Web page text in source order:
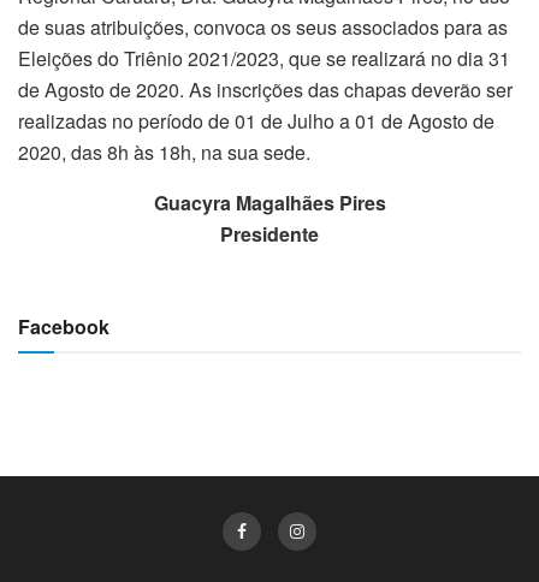
de suas atribuições, convoca os seus associados para as
Eleições do Triênio 2021/2023, que se realizará no dia 31
de Agosto de 2020. As inscrições das chapas deverão ser
realizadas no período de 01 de Julho a 01 de Agosto de
2020, das 8h às 18h, na sua sede.
Guacyra Magalhães Pires
Presidente
Facebook